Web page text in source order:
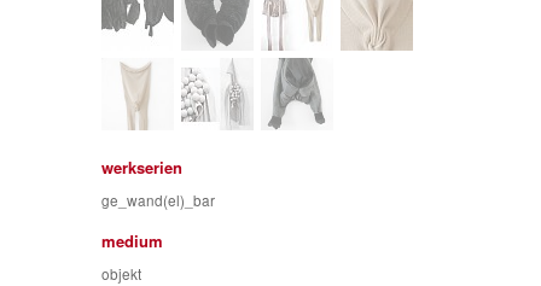
werkserien
ge_wand(el)_bar
medium
objekt